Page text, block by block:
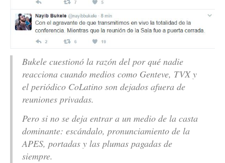
Bukele cuestionó la razón del por qué nadie
reacciona cuando medios como Genteve, TVX y
el periódico CoLatino son dejados afuera de
reuniones privadas.
Pero si no se deja entrar a un medio de la casta
dominante: escándalo, pronunciamiento de la
APES, portadas y las plumas pagadas de
siempre.